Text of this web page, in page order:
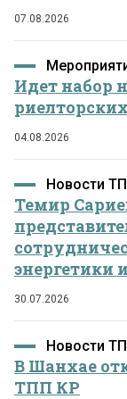
07.08.2026
Идет набор
04.08.2026
Новости
Темир
энергетики
30.07.2026
Новости
В Шанхае
ТПП КР